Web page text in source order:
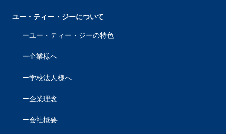
ユー・ティー・ジーについて
ユー・ティー・ジーの特色
企業様へ
学校法人様へ
企業理念
会社概要